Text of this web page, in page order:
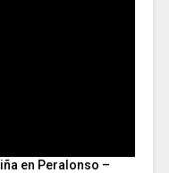
en Peralonso –